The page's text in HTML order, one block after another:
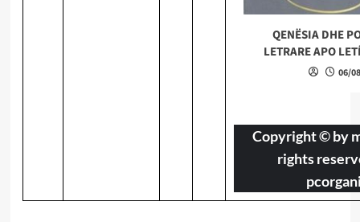
QENËSIA DHE
LETRARE APO
06/
Copyright © by
rights